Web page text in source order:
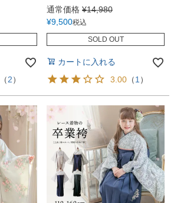
（2）
通常価格 ¥14,980
¥9,500税込
SOLD OUT
カートに入れる
3.00 （1 ）